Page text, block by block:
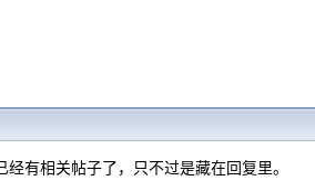
经有相关帖子了，只不过是藏在回复里。